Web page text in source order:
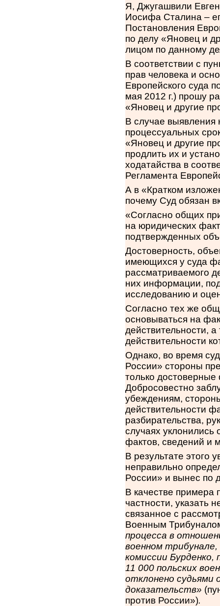
Я, Джугашвили
Иосифа Сталина –
Постановления
по делу «Яновец и
лицом по данному
В соответствии с
прав человека и
Европейского суда
мая 2012 г.) прошу
«Яновец и другие
В случае выявления
процессуальных
«Яновец и другие
продлить их и
ходатайства в
Регламента
А в «Кратком
почему Суд обязан
«Согласно общих
на юридических
подтвержденных
Достоверность,
имеющихся у суда
рассматриваемого
них информации,
исследованию и
Согласно тех же
основываться на
действительности,
действительности
Однако, во время
России» стороны
только достоверные
Добросовестно
убеждениям,
действительности
разбирательства,
случаях уклонились
фактов, сведений и
В результате этого
неправильно
России» и вынес по
В качестве примера
частности, указать
связанное с
Военным
процесса в
военном
комиссии Бурденко,
11 000 польских
отклонено
доказательств»
против России»).